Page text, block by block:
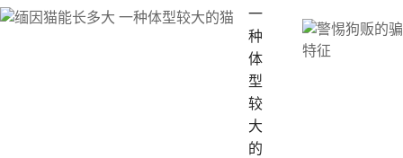
一
种
体
型
较
大
的